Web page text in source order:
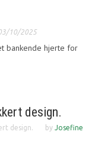
10/2025
bankende hjerte for
design.
design. by Josefine